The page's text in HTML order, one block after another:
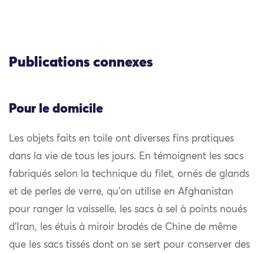
Publications connexes
Pour le domicile
Les objets faits en toile ont diverses fins pratiques
dans la vie de tous les jours. En témoignent les sacs
fabriqués selon la technique du filet, ornés de glands
et de perles de verre, qu’on utilise en Afghanistan
pour ranger la vaisselle, les sacs à sel à points noués
d’Iran, les étuis à miroir brodés de Chine de même
que les sacs tissés dont on se sert pour conserver des